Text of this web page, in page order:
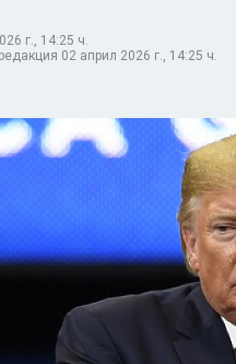
г., 14:25 ч.
02 април 2026 г., 14:25 ч.